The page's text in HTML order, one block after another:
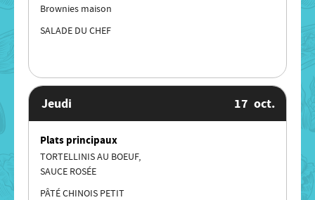
Brownies maison
SALADE DU CHEF
Jeudi 17 oct.
Plats principaux
TORTELLINIS AU BOEUF,
SAUCE ROSÉE
PÂTÉ CHINOIS PETIT